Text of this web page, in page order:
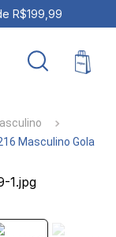
R$199,99
Masculino Gola